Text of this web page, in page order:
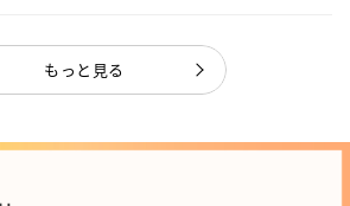
もっと見る